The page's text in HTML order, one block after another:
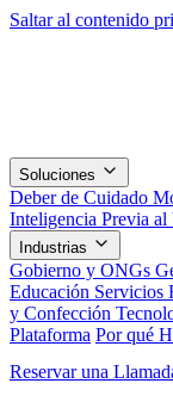
Saltar al contenido
Soluciones
Deber de Cuidado
Inteligencia Previa al
Industrias
Gobierno y ONGs
Educación Servicios
y Confección
Plataforma Por qué
Reservar una